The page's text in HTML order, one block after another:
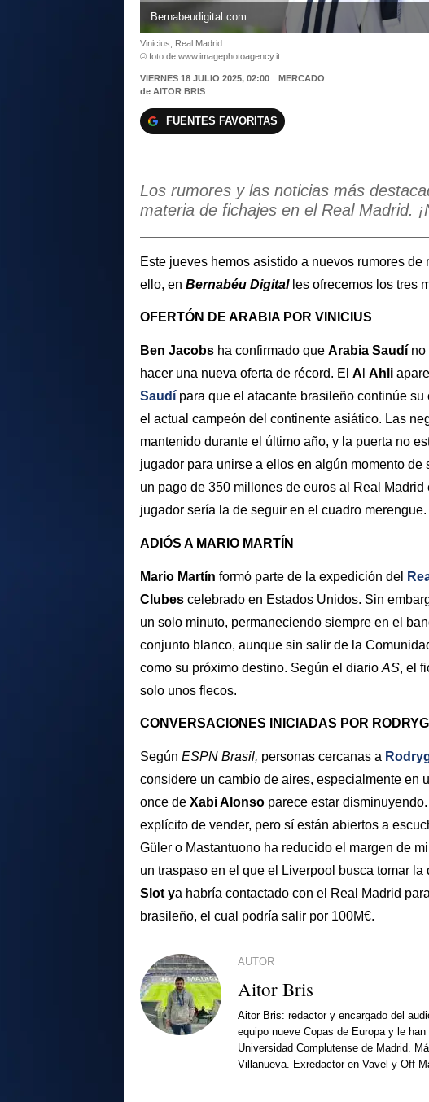
Bernabeudigital.com
Vinicius, Real Madrid
© foto de www.imagephotoagency.it
VIERNES 18 JULIO 2025, 02:00
MERCADO
de AITOR BRIS
FUENTES FAVORITAS
Los rumores y las noticias más
materia de fichajes en el Real Madrid.
Este jueves hemos asistido a nuevos rumores de
ello, en Bernabéu Digital les ofrecemos los tres
OFERTÓN DE ARABIA POR VINICIUS
Ben Jacobs ha confirmado que Arabia Saudí no
hacer una nueva oferta de récord. El A Ahli
Saudí para que el atacante brasileño continúe
el actual campeón del continente asiático. Las
mantenido durante el último año, y la puerta no
jugador para unirse a ellos en algún momento
un pago de 350 millones de euros al Real
jugador sería la de seguir en el cuadro merengue.
ADIÓS A MARIO MARTÍN
Mario Martín formó parte de la expedición del
Clubes celebrado en Estados Unidos. Sin
un solo minuto, permaneciendo siempre en el
conjunto blanco, aunque sin salir de la
como su próximo destino. Según el diario AS, el
solo unos flecos.
CONVERSACIONES INICIADAS POR
Según ESPN Brasil, personas cercanas a
considere un cambio de aires, especialmente en
once de Xabi Alonso parece estar
explícito de vender, pero sí están abiertos a
Güler o Mastantuono ha reducido el margen de
un traspaso en el que el Liverpool busca tomar
Slot ya habría contactado con el Real Madrid
brasileño, el cual podría salir por 100M€.
AUTOR
Aitor Bris
Aitor Bris: redactor y encargado del
equipo nueve Copas de Europa y le
Universidad Complutense de Madrid.
Villanueva. Exredactor en Vavel y Off